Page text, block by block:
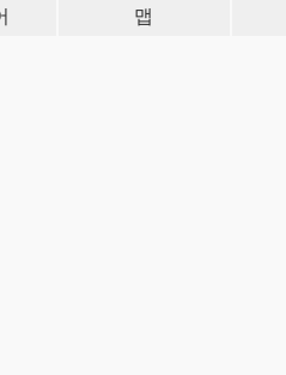
맵